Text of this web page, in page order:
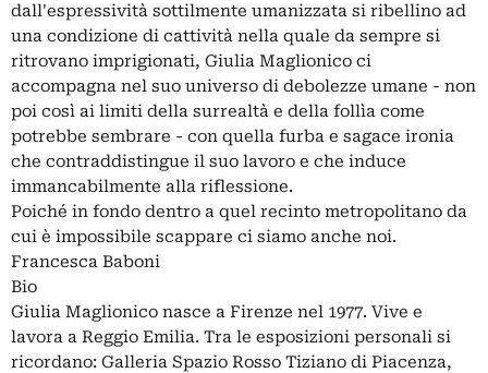
dall'espressività sottilmente umanizzata si ribellino ad
una condizione di cattività nella quale da sempre si
ritrovano imprigionati, Giulia Maglionico ci
accompagna nel suo universo di debolezze umane - non
poi così ai limiti della surrealtà e della follìa come
potrebbe sembrare - con quella furba e sagace ironia
che contraddistingue il suo lavoro e che induce
immancabilmente alla riflessione.
Poiché in fondo dentro a quel recinto metropolitano da
cui è impossibile scappare ci siamo anche noi.
Francesca Baboni
Bio
Giulia Maglionico nasce a Firenze nel 1977. Vive e
lavora a Reggio Emilia. Tra le esposizioni personali si
ricordano: Galleria Spazio Rosso Tiziano di Piacenza,